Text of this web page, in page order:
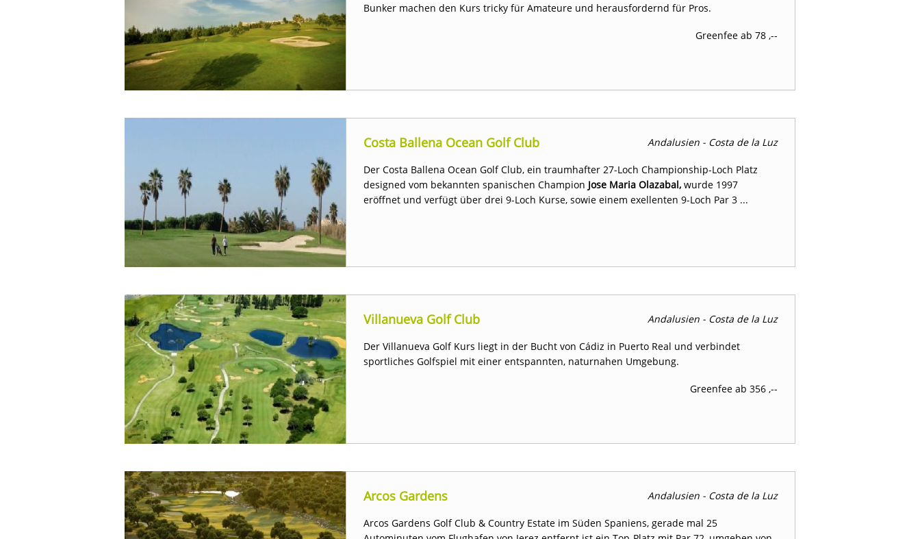
Bunker machen den Kurs tricky für Amateure und herausfordernd für Pros.
Greenfee ab 78 ,--
Andalusien - Costa de la Luz
Costa Ballena Ocean Golf Club
Der Costa Ballena Ocean Golf Club, ein traumhafter 27-Loch Championship-Loch Platz
designed vom bekannten spanischen Champion Jose Maria Olazabal, wurde 1997
eröffnet und verfügt über drei 9-Loch Kurse, sowie einem exellenten 9-Loch Par 3 ...
Andalusien - Costa de la Luz
Villanueva Golf Club
Der Villanueva Golf Kurs liegt in der Bucht von Cádiz in Puerto Real und verbindet
sportliches Golfspiel mit einer entspannten, naturnahen Umgebung.
Greenfee ab 356 ,--
Andalusien - Costa de la Luz
Arcos Gardens
Arcos Gardens Golf Club & Country Estate im Süden Spaniens, gerade mal 25